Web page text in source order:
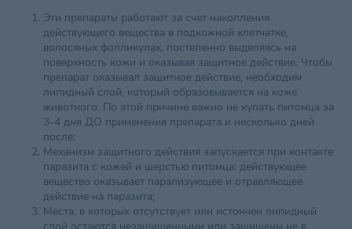
Эти препараты работают за счет накопления
действующего вещества в подкожной клетчатке,
волосяных фолликулах, постепенно выделяясь на
поверхность кожи и оказывая защитное действие. Чтобы
препарат оказывал защитное действие, необходим
липидный слой, который образовывается на коже
животного. По этой причине важно не купать питомца за
3-4 дня ДО применения препарата и несколько дней
после;
Механизм защитного действия запускается при контакте
паразита с кожей и шерстью питомца: действующее
вещество оказывает парализующее и отравляющее
действие на паразита;
Места, в которых отсутствует или истончен липидный